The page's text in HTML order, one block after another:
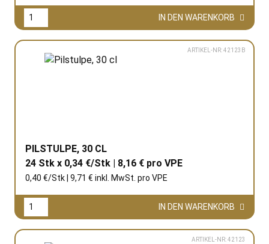
IN DEN WARENKORB
ARTIKEL-NR: 42123B
PILSTULPE, 30 CL
24 Stk x 0,34 €/Stk | 8,16 € pro VPE
0,40 €/Stk | 9,71 € inkl. MwSt. pro VPE
IN DEN WARENKORB
ARTIKEL-NR: 42123